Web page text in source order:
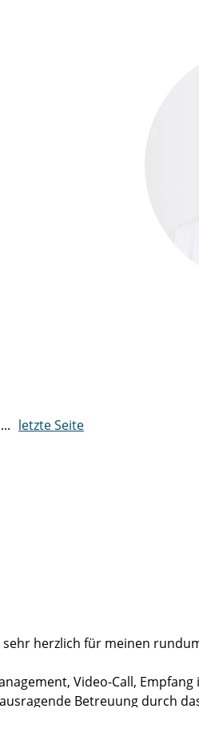
... letzte Seite
herzlich für meinen
Video-Call,
Betreuung durch
des Service-